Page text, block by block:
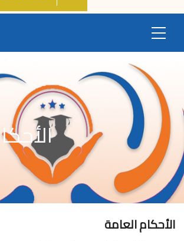
الأحكام العامة